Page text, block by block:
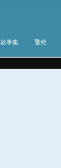
故事集 聖經